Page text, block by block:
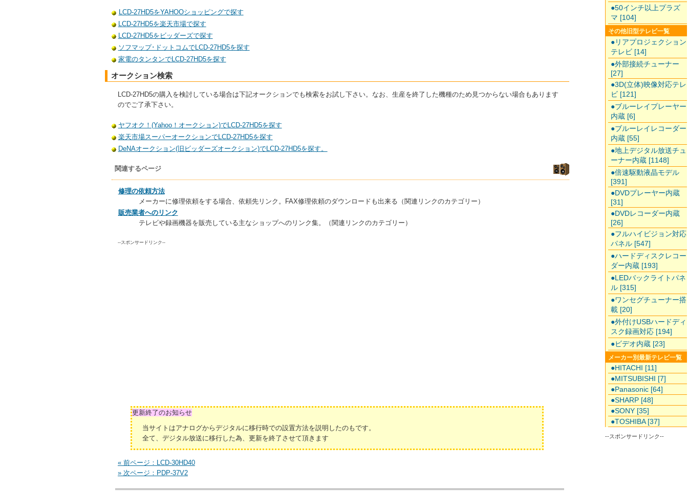
LCD-27HD5をYAHOOショッピングで探す
LCD-27HD5を楽天市場で探す
LCD-27HD5をビッダーズで探す
ソフマップ･ドットコムでLCD-27HD5を探す
家電のタンタンでLCD-27HD5を探す
オークション検索
LCD-27HD5の購入を検討している場合は下記オークションでも検索をお試し下さい。なお、生産を終了した機種のため見つからない場合もあります
のでご了承下さい。
ヤフオク！(Yahoo！オークション)でLCD-27HD5を探す
楽天市場スーパーオークションでLCD-27HD5を探す
DeNAオークション(旧ビッダーズオークション)でLCD-27HD5を探す。
関連するページ
修理の依頼方法
メーカーに修理依頼をする場合、依頼先リンク。FAX修理依頼のダウンロードも出来る（関連リンクのカテゴリー）
販売業者へのリンク
テレビや録画機器を販売している主なショップへのリンク集。（関連リンクのカテゴリー）
--スポンサードリンク--
更新終了のお知らせ
当サイトはアナログからデジタルに移行時での設置方法を説明したのもです。
全て、デジタル放送に移行した為、更新を終了させて頂きます
« 前ページ：LCD-30HD40
» 次ページ：PDP-37V2
●50インチ以上プラズ
マ [104]
その他旧型テレビ一覧
●リアプロジェクション
テレビ [14]
●外部接続チューナー
[27]
●3D(立体)映像対応テレ
ビ [121]
●ブルーレイプレーヤー
内蔵 [6]
●ブルーレイレコーダー
内蔵 [55]
●地上デジタル放送チュ
ーナー内蔵 [1148]
●倍速駆動液晶モデル
[391]
●DVDプレーヤー内蔵
[31]
●DVDレコーダー内蔵
[26]
●フルハイビジョン対応
パネル [547]
●ハードディスクレコー
ダー内蔵 [193]
●LEDバックライトパネ
ル [315]
●ワンセグチューナー搭
載 [20]
●外付けUSBハードディ
スク録画対応 [194]
●ビデオ内蔵 [23]
メーカー別最新テレビ一覧
●HITACHI [11]
●MITSUBISHI [7]
●Panasonic [64]
●SHARP [48]
●SONY [35]
●TOSHIBA [37]
--スポンサードリンク--